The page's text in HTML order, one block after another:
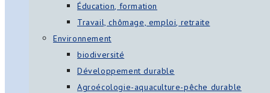
Éducation, formation
Travail, chômage, emploi, retraite
Environnement
biodiversité
Développement durable
Agroécologie-aquaculture-pêche durable